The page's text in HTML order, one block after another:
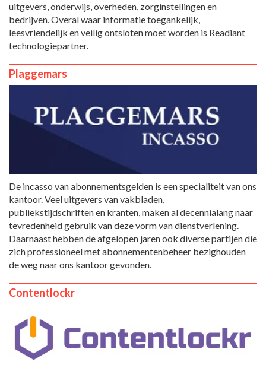
uitgevers, onderwijs, overheden, zorginstellingen en
bedrijven. Overal waar informatie toegankelijk,
leesvriendelijk en veilig ontsloten moet worden is Readiant
technologiepartner.
Plaggemars
De incasso van abonnementsgelden is een specialiteit van ons
kantoor. Veel uitgevers van vakbladen,
publiekstijdschriften en kranten, maken al decennialang naar
tevredenheid gebruik van deze vorm van dienstverlening.
Daarnaast hebben de afgelopen jaren ook diverse partijen die
zich professioneel met abonnementenbeheer bezighouden
de weg naar ons kantoor gevonden.
Contentlockr